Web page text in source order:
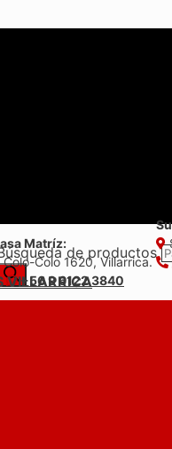
de productos
Matríz:
Colo-Colo 1620, Villarrica.
+56 9 6122 3840